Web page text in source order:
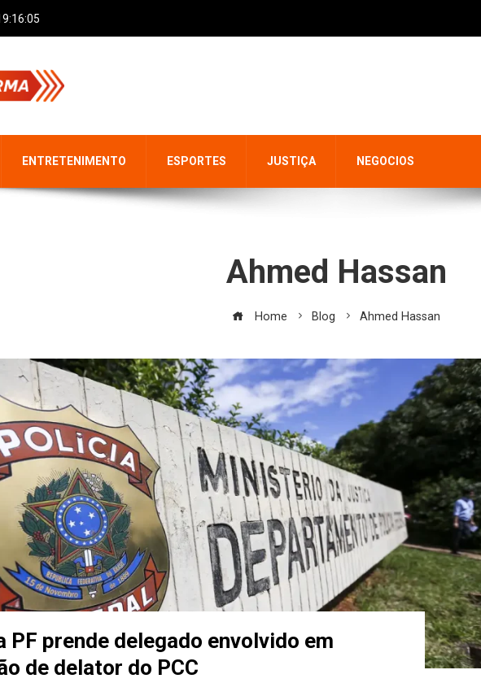
ENTRETENIMENTO ESPORTES JUSTIÇA NEGOCIOS
Ahmed Hassan
Home Blog Ahmed Hassan
PF prende delegado envolvido em
de delator do PCC